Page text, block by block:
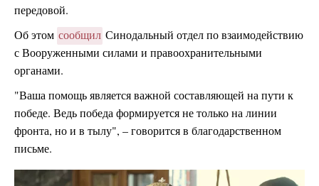
передовой.
Об этом сообщил Синодальный отдел по взаимодействию
с Вооруженными силами и правоохранительными
органами.
"Ваша помощь является важной составляющей на пути к
победе. Ведь победа формируется не только на линии
фронта, но и в тылу", – говорится в благодарственном
письме.